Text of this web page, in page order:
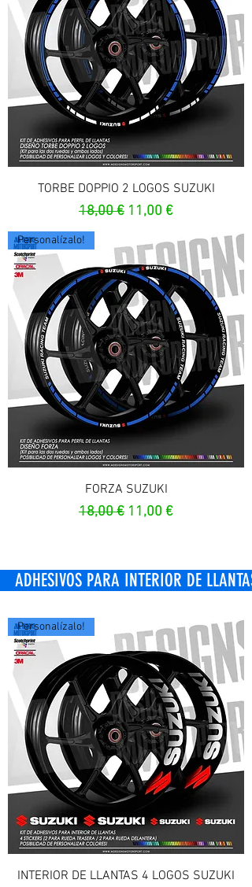
TORBE DOPPIO 2 LOGOS SUZUKI
Prezzo regolare
18,00 € Prezzo scontato
11,00 €
Personalízalo!
FORZA SUZUKI
Prezzo regolare
18,00 € Prezzo scontato
11,00 €
PARA INTERIOR DE LLANTAS
Personalízalo!
INTERIOR DE LLANTAS 4 LOGOS SUZUKI